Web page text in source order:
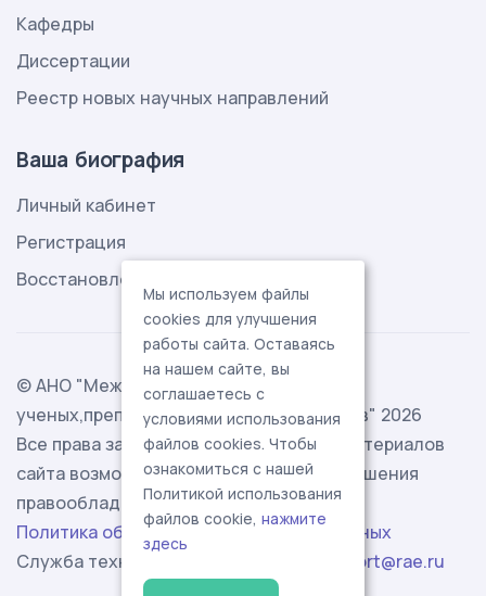
Кафедры
Диссертации
Реестр новых научных направлений
Ваша биография
Личный кабинет
Регистрация
Восстановление пароля
© АНО "Международная ассоциация
ученых,преподавателей и специалистов" 2026
Все права защищены. Использование материалов
сайта возможно исключительно с разрешения
правообладателя.
Политика обработки персональных данных
Служба технической поддержки -
support@rae.ru
Мы используем файлы
cookies для улучшения
работы сайта. Оставаясь
на нашем сайте, вы
соглашаетесь с
условиями использования
файлов cookies. Чтобы
ознакомиться с нашей
Политикой использования
файлов cookie, нажмите
здесь